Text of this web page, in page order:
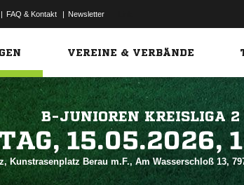
| FAQ & Kontakt | Newsletter
VEREINE & VERBÄNDE
B-JUNIOREN KREISLIGA 2

Kunstrasenplatz Berau m.F., Am Wasserschloß 13,